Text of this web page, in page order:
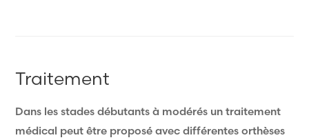
Traitement
Dans les stades débutants à modérés un traitement
médical peut être proposé avec différentes orthèses